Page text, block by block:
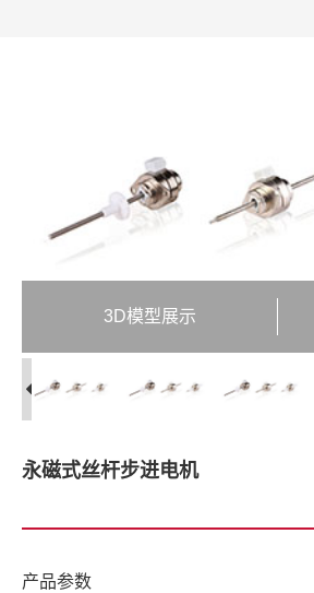
3D模型展示
永磁式丝杆步进电机
产品参数